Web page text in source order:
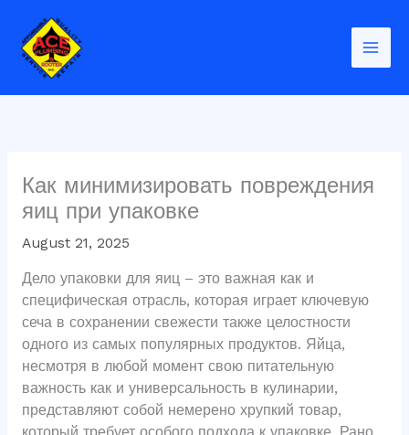
content
Как минимизировать повреждения
яиц при упаковке
August 21, 2025
Дело упаковки для яиц – это важная как и
специфическая отрасль, которая играет ключевую
сеча в сохранении свежести также целостности
одного из самых популярных продуктов. Яйца,
несмотря в любой момент свою питательную
важность как и универсальность в кулинарии,
представляют собой немерено хрупкий товар,